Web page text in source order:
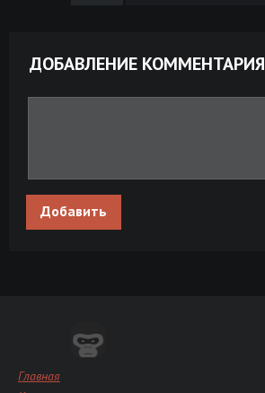
ДОБАВЛЕНИЕ КОММЕНТАРИЯ
Добавить
Главная